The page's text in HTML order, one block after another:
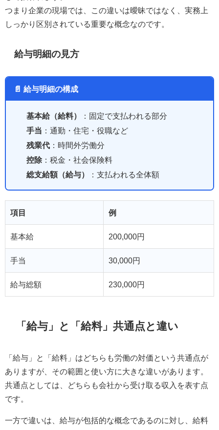
つまり企業の現場では、この違いは曖昧ではなく、実務上
しっかり区別されている重要な概念なのです。
給与明細の見方
📄 給与明細の構成
基本給（給料）
：固定で支払われる部分
手当 ：通勤・住宅・役職など
残業代 ：時間外労働分
控除：税金・社会保険料
総支給額（給与）
：支払われる全体額
項目 例
基本給 200,000円
手当 30,000円
給与総額 230,000円
「給与」と「給料」共通点と違い
「給与」と「給料」はどちらも労働の対価という共通点が
ありますが、その範囲と使い方に大きな違いがあります。
共通点としては、どちらも会社から受け取る収入を表す点
です。
一方で違いは、給与が包括的な概念であるのに対し、給料